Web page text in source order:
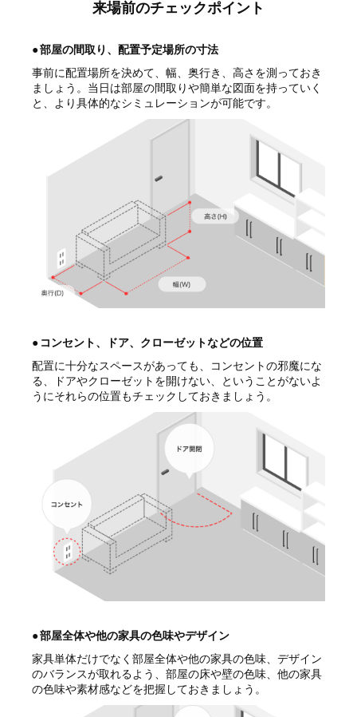
来場前のチェックポイント
●部屋の間取り、配置予定場所の寸法
事前に配置場所を決めて、幅、奥行き、高さを測っておき
ましょう。当日は部屋の間取りや簡単な図面を持っていく
と、より具体的なシミュレーションが可能です。
● コンセント、ドア、クローゼットなどの位置
配置に十分なスペースがあっても、コンセントの邪魔にな
る、ドアやクローゼットを開けない、ということがないよ
うにそれらの位置もチェックしておきましょう。
●部屋全体や他の家具の色味やデザイン
家具単体だけでなく部屋全体や他の家具の色味、デザイン
のバランスが取れるよう、部屋の床や壁の色味、他の家具
の色味や素材感などを把握しておきましょう。